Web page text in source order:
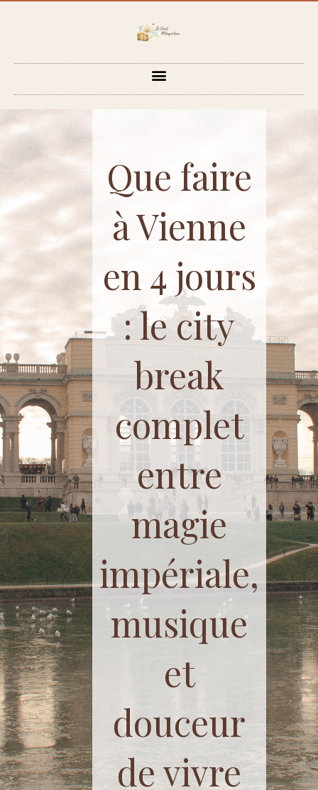
Que faire
à Vienne
en 4 jours
: le city
break
complet
entre
magie
impériale,
musique
et
douceur
de vivre